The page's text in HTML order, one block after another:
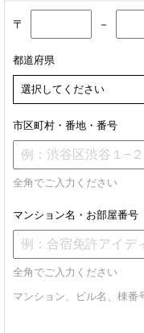
〒 －
都道府県
市区町村・番地・番号
全角でご入力ください
マンション名・お部屋番号
全角でご入力ください
マンション、ビル名、棟番